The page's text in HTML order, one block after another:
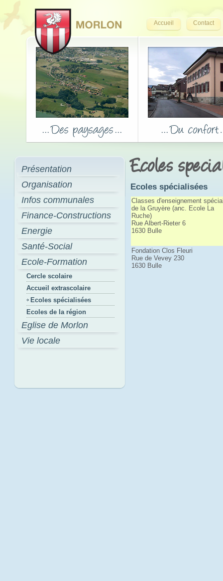
Accueil Contact
Présentation
Organisation
Infos communales
Finance-Constructions
Energie
Santé-Social
Ecole-Formation
Cercle scolaire
Accueil extrascolaire
Ecoles spécialisées
Ecoles de la région
Eglise de Morlon
Vie locale
Ecoles
Ecoles spécialisées
Classes d'enseignement
de la Gruyère (anc. Ecole La
Ruche)
Rue Albert-Rieter 6
1630 Bulle
Fondation Clos Fleuri
Rue de Vevey 230
1630 Bulle